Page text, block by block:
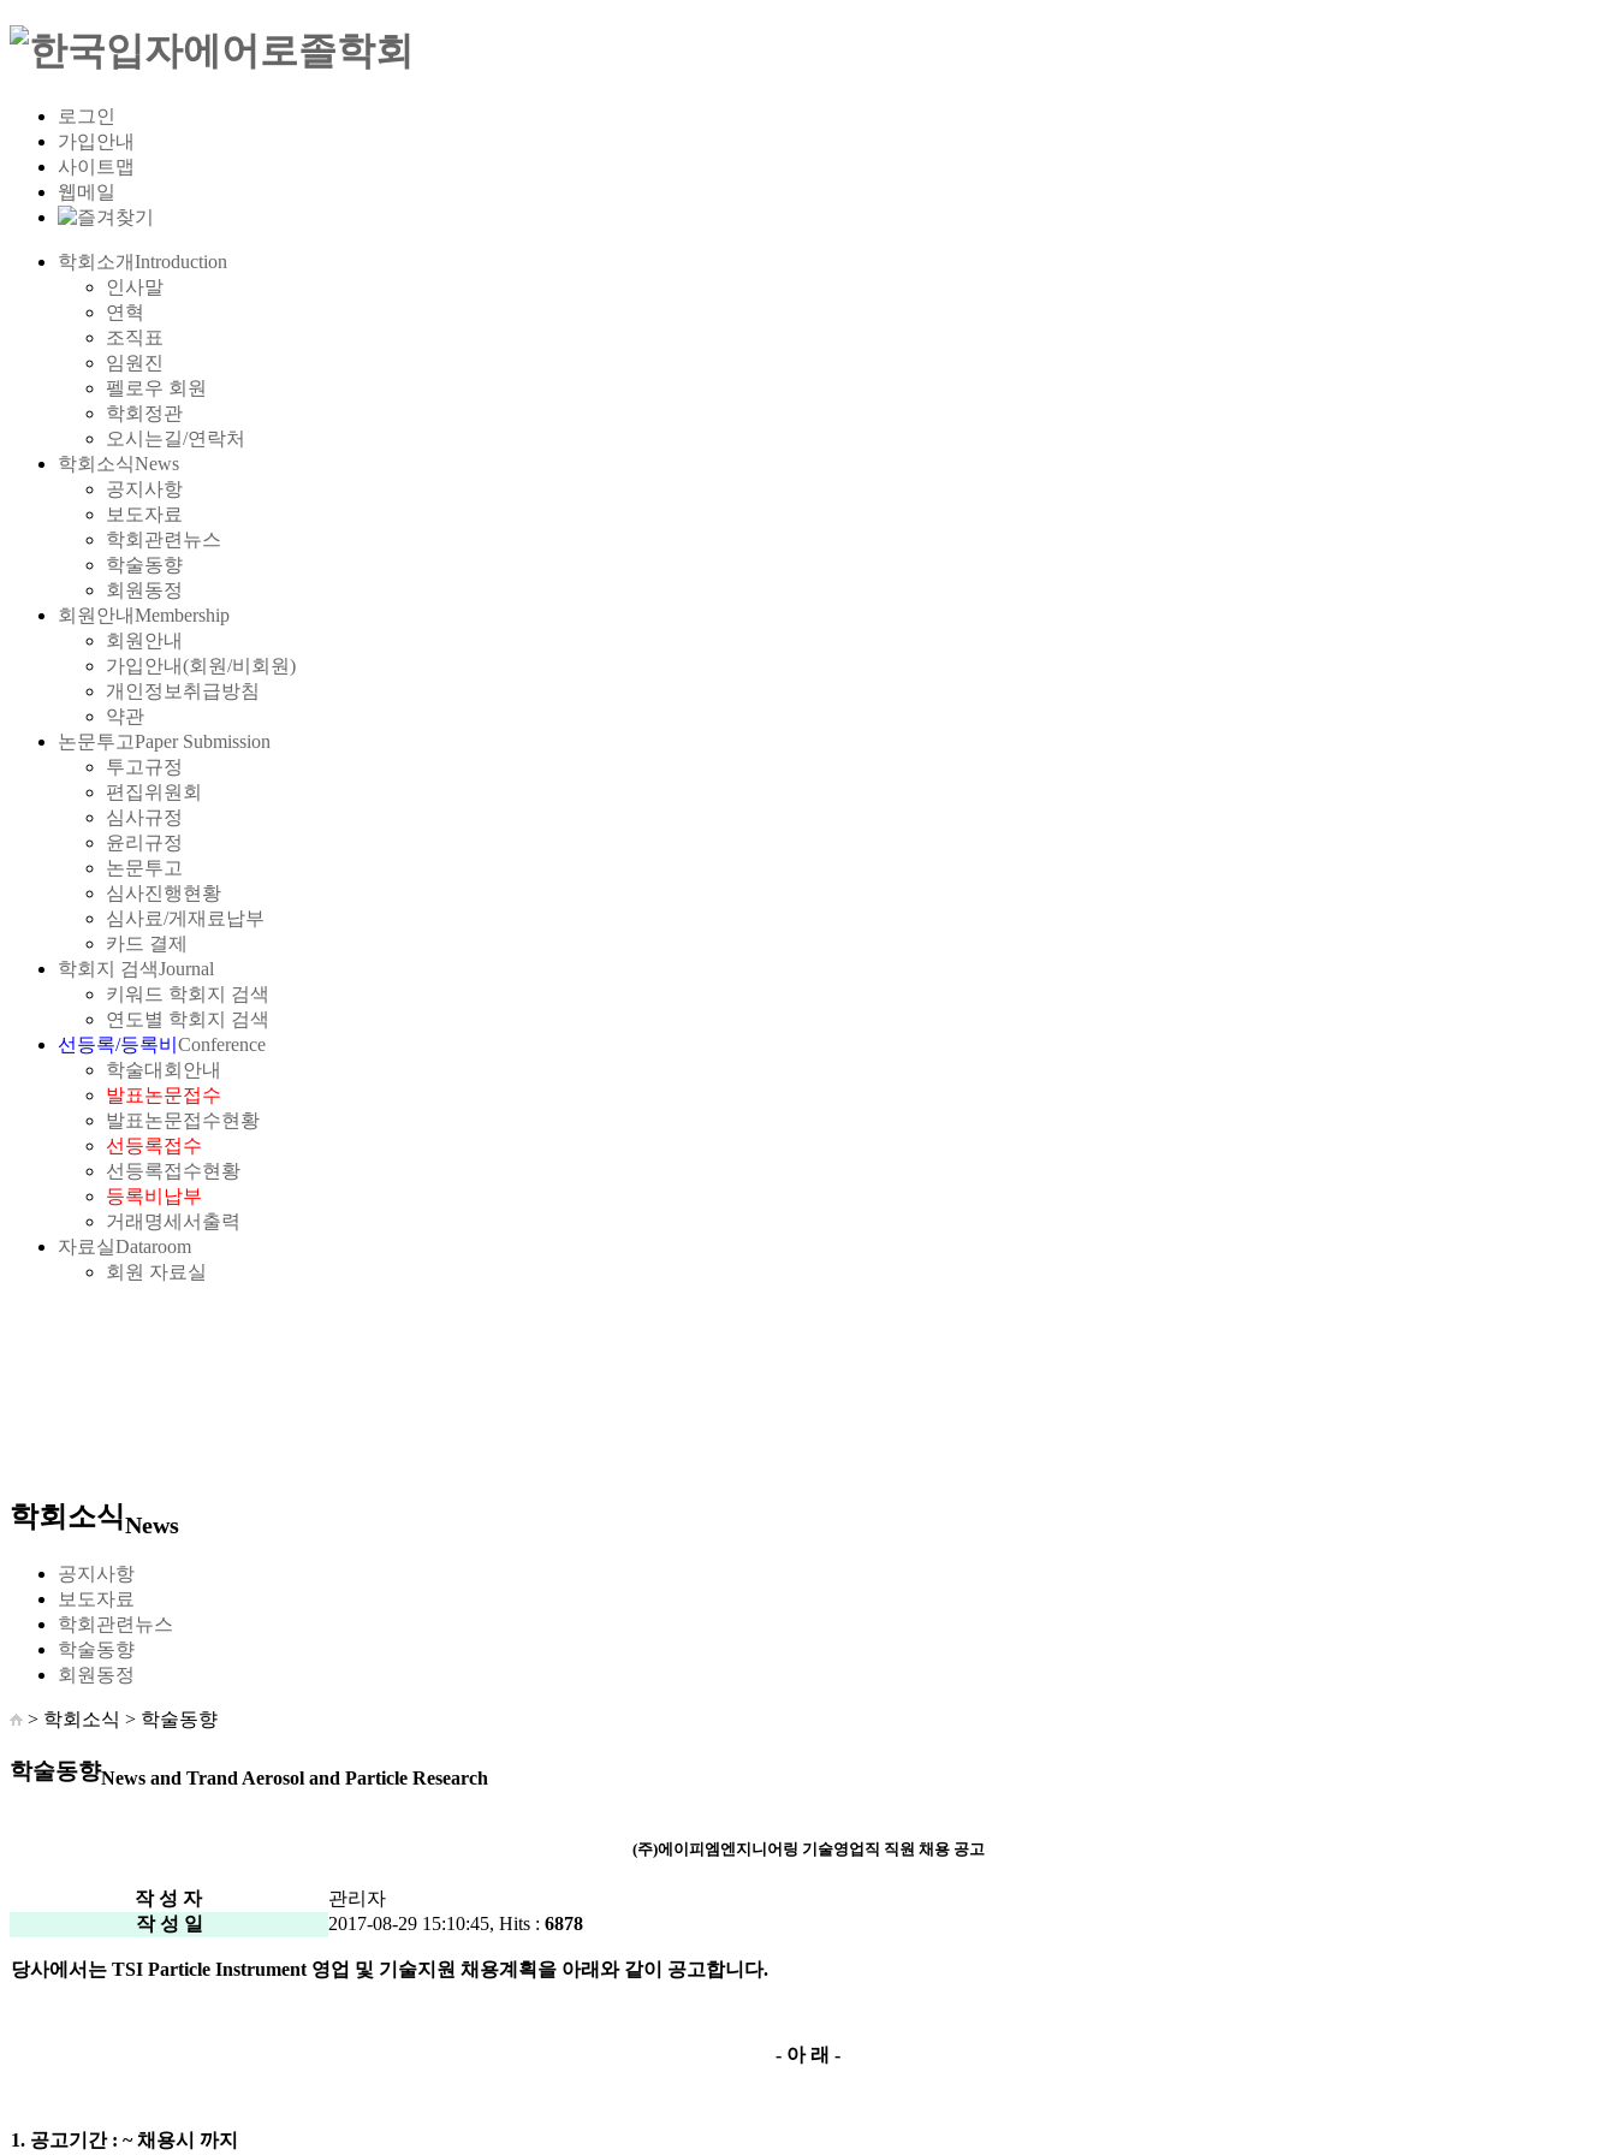
로그인
가입안내
사이트맵
웹메일
학회소개Introduction
인사말
연혁
조직표
임원진
펠로우 회원
학회정관
오시는길/연락처
학회소식News
공지사항
보도자료
학회관련뉴스
학술동향
회원동정
회원안내Membership
회원안내
가입안내(회원/비회원)
개인정보취급방침
약관
논문투고Paper Submission
투고규정
편집위원회
심사규정
윤리규정
논문투고
심사진행현황
심사료/게재료납부
카드 결제
학회지 검색Journal
키워드 학회지 검색
연도별 학회지 검색
선등록/등록비 Conference
학술대회안내
발표논문접수
발표논문접수현황
선등록접수
선등록접수현황
등록비납부
거래명세서출력
자료실Dataroom
회원 자료실
학회소식News
공지사항
보도자료
학회관련뉴스
학술동향
회원동정
> 학회소식 > 학술동향
학술동향News and Trand Aerosol and Particle Research
(주)에이피엠엔지니어링 기술영업직 직원 채용 공고
작 성 자
관리자
작 성 일
2017-08-29 15:10:45, Hits : 6878
당사에서는 TSI Particle Instrument 영업 및 기술지원 채용계획을 아래와 같이 공고합니다.
- 아 래 -
1. 공고기간 : ~채용시 까지